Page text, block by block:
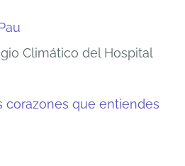
Climático del Hospital
corazones que entiendes